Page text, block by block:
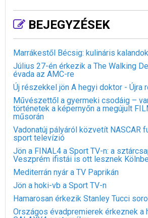
BEJEGYZÉSEK
Marrákestől Bécsig: kulináris
Július 27-én érkezik a The Walking
évada az AMC-re
Új részekkel jön A hegyi doktor - Újra
Művészettől a gyermeki csodáig –
történetek a képernyőn a megújult
műsorán
Vadonatúj pályáról közvetít NASCAR
sport televízió
Jön a FINAL4 a Sport TV-n: a
Veszprém ifistái is ott lesznek
Mediterrán nyár a TV Paprikán
Jön a hoki-vb a Sport TV-n
Hamarosan érkezik Stanley Tucci
Országos évadpremierek érkeznek a